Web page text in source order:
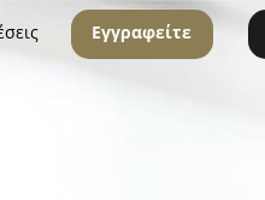
Εγγραφείτε